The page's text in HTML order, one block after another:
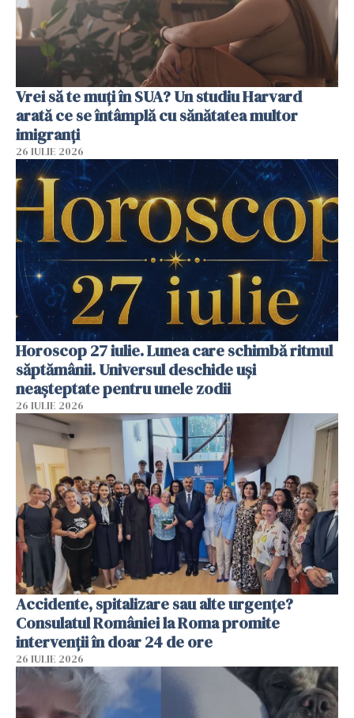
Vrei să te muți în SUA? Un studiu Harvard
arată ce se întâmplă cu sănătatea multor
imigranți
26 IULIE 2026
Horoscop 27 iulie. Lunea care schimbă ritmul
săptămânii. Universul deschide uși
neașteptate pentru unele zodii
26 IULIE 2026
Accidente, spitalizare sau alte urgențe?
Consulatul României la Roma promite
intervenții în doar 24 de ore
26 IULIE 2026